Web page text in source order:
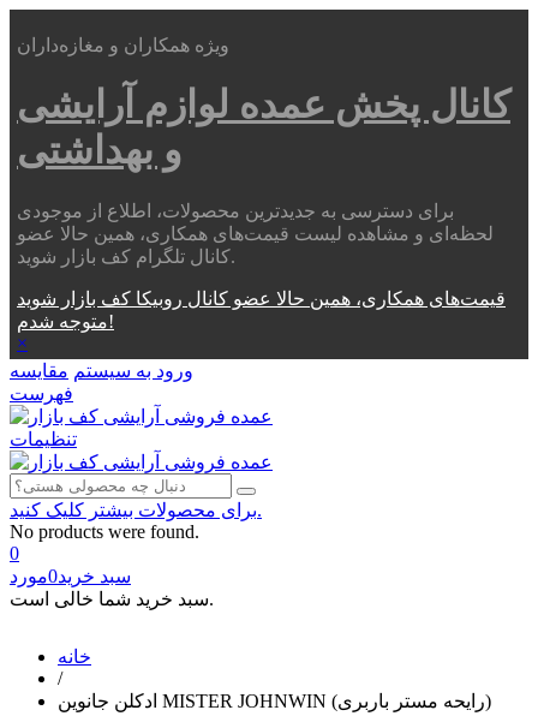
ویژه همکاران و مغازه‌داران
کانال پخش عمده لوازم آرایشی
و بهداشتی
برای دسترسی به جدیدترین محصولات، اطلاع از موجودی
لحظه‌ای و مشاهده لیست قیمت‌های همکاری، همین حالا عضو
کانال تلگرام کف بازار شوید.
قیمت‌های همکاری، همین حالا عضو کانال روبیکا کف بازار شوید
متوجه شدم!
×
ورود به سیستم مقایسه
فهرست
تنظیمات
برای محصولات بیشتر کلیک کنید.
No products were found.
0
سبد خرید0مورد
سبد خرید شما خالی است.
خانه
/
ادکلن جانوین MISTER JOHNWIN (رایحه مستر باربری)